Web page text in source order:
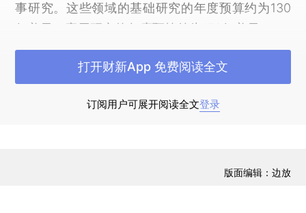
事研究。这些领域的基础研究的年度预算约为130
亿美元，应用研究的年度预算约为170亿美元。
对这些广义学科领域的研究支出的估算数据来自
National Science Board（1993）。）
对科学研究的早期经济学分析几乎都集中在：
订阅用户可展开阅读全文登录
打开财新App 免费阅读全文
版面编辑：边放